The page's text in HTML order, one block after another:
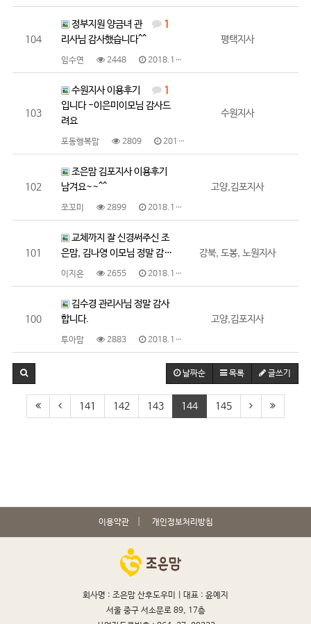
104
1
정부지원 양금녀 관
리사님 감사했습니다^^
임수연 2448 2018.12.28
평택지사
103
1
수원지사 이용후기
입니다 -이은미이모님 감사드
려요
포동행복맘 2809 2018.12.27
수원지사
102
조은맘 김포지사 이용후기
남겨요~~^^
쪼꼬미 2899 2018.12.20
고양,김포지사
101
교체까지 잘 신경써주신 조
은맘, 김나영 이모님 정말 감…
이지은 2655 2018.12.17
강북, 도봉, 노원지사
100
김수경 관리사님 정말 감사
합니다.
투아맘 2883 2018.12.07
고양,김포지사
날짜순 목록 글쓰기
141 142 143 144 145
이용약관 개인정보처리방침
회사명 : 조은맘 산후도우미 | 대표 : 윤예지
서울 중구 서소문로 89, 17층